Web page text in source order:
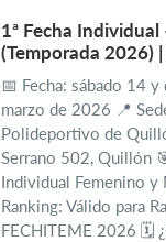
1ª Fecha Individual
(Temporada 2026)
📅 Fecha: sábado 14
marzo de 2026 📍
Polideportivo de
Serrano 502, Quillón
Individual Femenino y
Ranking: Válido para
FECHITEME 2026 🗓️